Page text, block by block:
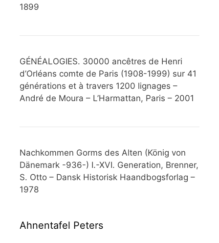
1899
GÉNÉALOGIES. 30000 ancêtres de Henri
d’Orléans comte de Paris (1908-1999) sur 41
générations et à travers 1200 lignages –
André de Moura – L’Harmattan, Paris – 2001
Nachkommen Gorms des Alten (König von
Dänemark -936-) I.-XVI. Generation, Brenner,
S. Otto – Dansk Historisk Haandbogsforlag –
1978
Ahnentafel Peters